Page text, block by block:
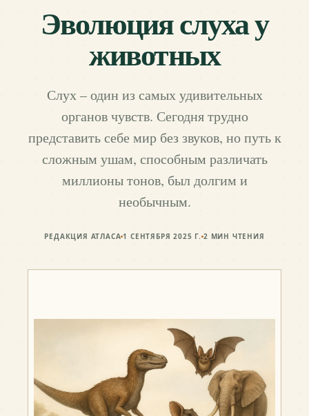
Эволюция слуха у
животных
Слух – один из самых удивительных
органов чувств. Сегодня трудно
представить себе мир без звуков, но путь к
сложным ушам, способным различать
миллионы тонов, был долгим и
необычным.
РЕДАКЦИЯ АТЛАСА 1 СЕНТЯБРЯ 2025 Г. 2 МИН ЧТЕНИЯ